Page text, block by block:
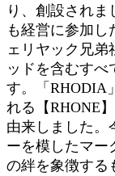
り、創設され
も経営に参加
ェリヤック兄
ッドを含むす
す。「RHODIA
れる【RHONE
由来しました。
ーを模したマー
の絆を象徴する